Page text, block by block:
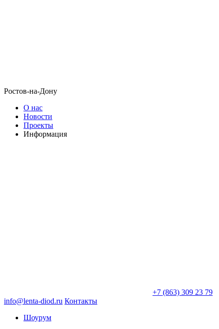
Ростов-на-Дону
О нас
Новости
Проекты
Информация
+7 (863) 309 23 79
info@lenta-diod.ru Контакты
Шоурум